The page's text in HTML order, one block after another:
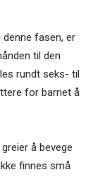
fasen, er
til den
rundt seks- til
for barnet å
å bevege
finnes små